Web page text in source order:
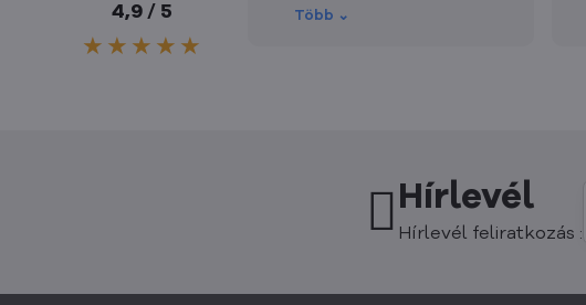
4,9 / 5
★★★★★
Példaértékű az ügyfélkezelés
Több ⌄
Hírlevél
Hírlevél feliratkozás :